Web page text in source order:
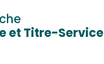
et Titre-Service